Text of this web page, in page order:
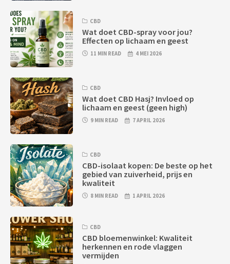
CBD
Wat doet CBD-spray voor jou?
Effecten op lichaam en geest
11 MIN READ 4 MEI 2026
CBD
Wat doet CBD Hasj? Invloed op
lichaam en geest (geen high)
9 MIN READ 7 APRIL 2026
CBD
CBD-isolaat kopen: De beste op het
gebied van zuiverheid, prijs en
kwaliteit
8 MIN READ 1 APRIL 2026
CBD
CBD bloemenwinkel: Kwaliteit
herkennen en rode vlaggen
vermijden